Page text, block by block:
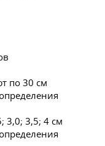
по 30 см
3,0; 3,5; 4 см